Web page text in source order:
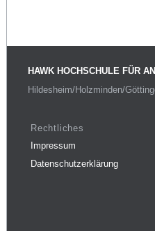
HAWK HOCHSCHULE FÜR
Hildesheim/Holzminden/
Rechtliches
Impressum
Datenschutzerklärung